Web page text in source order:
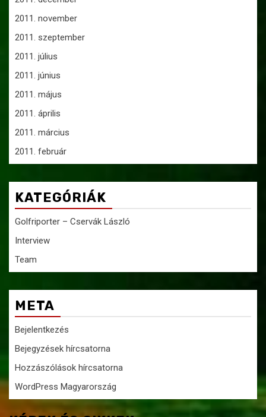
2011. november
2011. szeptember
2011. július
2011. június
2011. május
2011. április
2011. március
2011. február
KATEGÓRIÁK
Golfriporter – Cservák László
Interview
Team
META
Bejelentkezés
Bejegyzések hírcsatorna
Hozzászólások hírcsatorna
WordPress Magyarország